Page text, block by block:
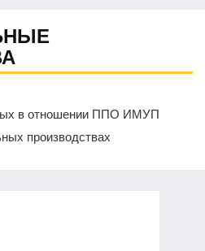
в отношении ППО ИМУП
производствах